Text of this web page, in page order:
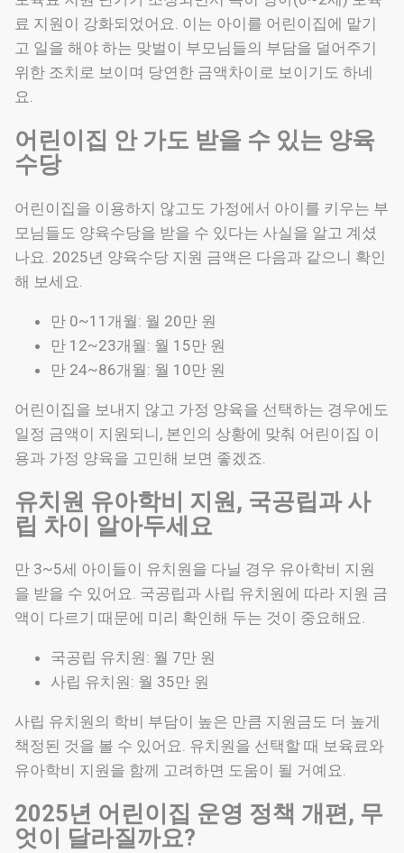
료 지원이 강화되었어요. 이는 아이를 어린이집에 맡기
고 일을 해야 하는 맞벌이 부모님들의 부담을 덜어주기
위한 조치로 보이며 당연한 금액차이로 보이기도 하네
요.
어린이집 안 가도 받을 수 있는 양육
수당
어린이집을 이용하지 않고도 가정에서 아이를 키우는 부
모님들도 양육수당을 받을 수 있다는 사실을 알고 계셨
나요. 2025년 양육수당 지원 금액은 다음과 같으니 확인
해 보세요.
만 0~11개월: 월 20만 원
만 12~23개월: 월 15만 원
만 24~86개월: 월 10만 원
어린이집을 보내지 않고 가정 양육을 선택하는 경우에도
일정 금액이 지원되니, 본인의 상황에 맞춰 어린이집 이
용과 가정 양육을 고민해 보면 좋겠죠.
유치원 유아학비 지원, 국공립과 사
립 차이 알아두세요
만 3~5세 아이들이 유치원을 다닐 경우 유아학비 지원
을 받을 수 있어요. 국공립과 사립 유치원에 따라 지원 금
액이 다르기 때문에 미리 확인해 두는 것이 중요해요.
국공립 유치원: 월 7만 원
사립 유치원: 월 35만 원
사립 유치원의 학비 부담이 높은 만큼 지원금도 더 높게
책정된 것을 볼 수 있어요. 유치원을 선택할 때 보육료와
유아학비 지원을 함께 고려하면 도움이 될 거예요.
2025년 어린이집 운영 정책 개편, 무
엇이 달라질까요?